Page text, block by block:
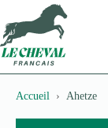
au
contenu
Accueil Ahetze